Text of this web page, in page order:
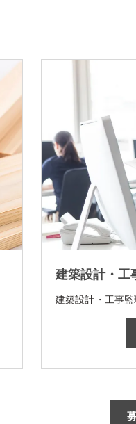
建築設計・工
建築設計・工事